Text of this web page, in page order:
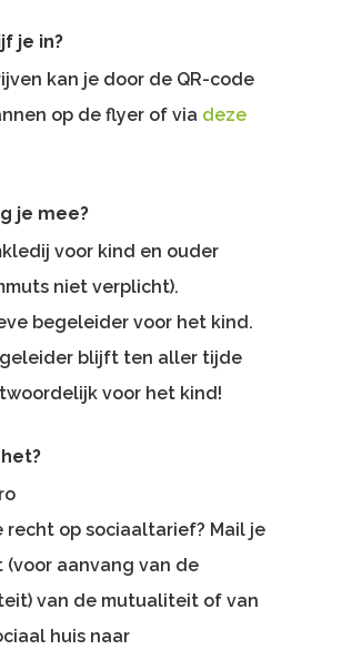
je in?
kan je door de QR-code
op de flyer of via deze
je mee?
voor kind en ouder
niet verplicht).
begeleider voor het kind.
blijft ten aller tijde
voor het kind!
recht op sociaaltarief? Mail je
(voor aanvang van de
van de mutualiteit of van
huis naar